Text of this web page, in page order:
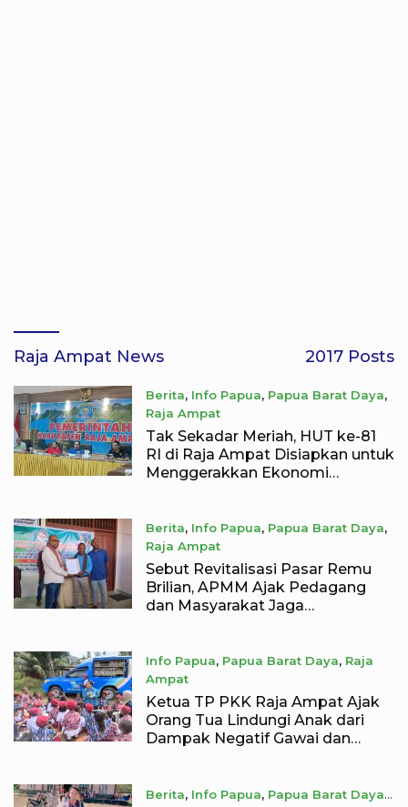
Raja Ampat News 2017 Posts
Berita, Info Papua, Papua Barat Daya,
Raja Ampat
July 25, 2026
Tak Sekadar Meriah, HUT ke-81
RI di Raja Ampat Disiapkan untuk
Menggerakkan Ekonomi
Berita, Info Papua, Papua Barat Daya,
Raja Ampat
July 25, 2026
Sebut Revitalisasi Pasar Remu
Brilian, APMM Ajak Pedagang
dan Masyarakat Jaga
Info Papua, Papua Barat Daya, Raja
Ampat
July 23, 2026
Ketua TP PKK Raja Ampat Ajak
Orang Tua Lindungi Anak dari
Dampak Negatif Gawai dan
Berita, Info Papua, Papua Barat Daya